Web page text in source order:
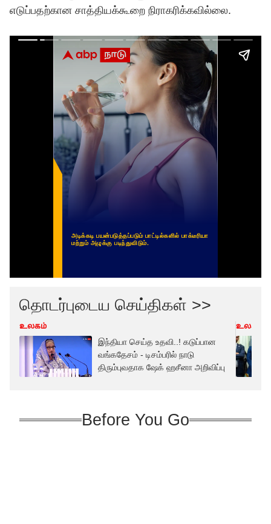
எடுப்பதற்கான சாத்தியக்கூறை நிராகரிக்கவில்லை.
தொடர்புடைய செய்திகள் >>
உலகம்
இந்தியா செய்த உதவி..! கடுப்பான
வங்கதேசம் - டிசம்பரில் நாடு
திரும்புவதாக ஷேக் ஹசீனா அறிவிப்பு
உலகம்
Before You Go